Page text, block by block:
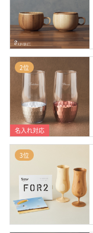
2位
名入れ対応
3位